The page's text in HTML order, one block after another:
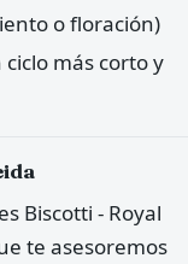
o floración)
más corto y
Biscotti - Royal
te asesoremos